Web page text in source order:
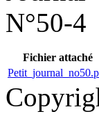
Fichier attaché